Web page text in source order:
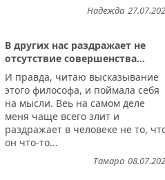
Надежда
В других нас раздражает не
отсутствие совершенства...
И правда, читаю высказывание
этого философа, и поймала себя
на мысли. Веь на самом деле
меня чаще всего злит и
раздражает в человеке не то,
он что-то...
Тамара